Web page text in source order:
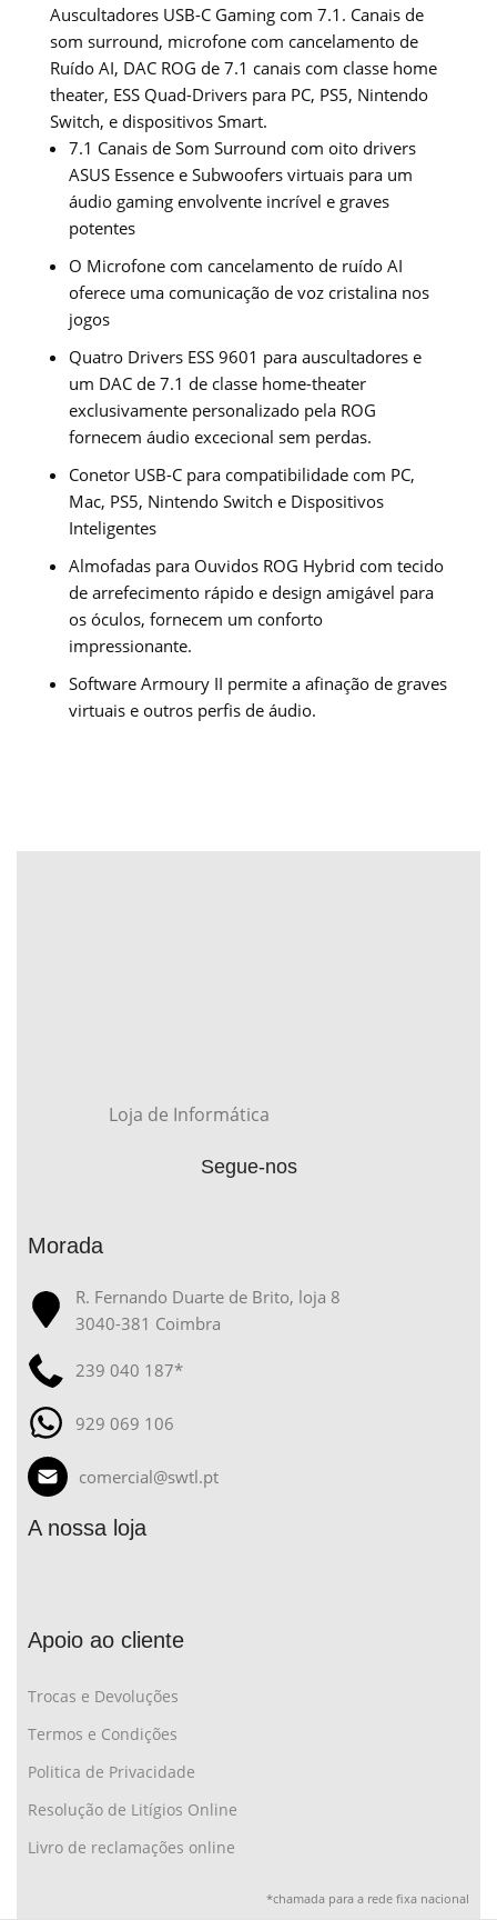
Auscultadores USB-C Gaming com 7.1. Canais de
som surround, microfone com cancelamento de
Ruído AI, DAC ROG de 7.1 canais com classe home
theater, ESS Quad-Drivers para PC, PS5, Nintendo
Switch, e dispositivos Smart.
7.1 Canais de Som Surround com oito drivers
ASUS Essence e Subwoofers virtuais para um
áudio gaming envolvente incrível e graves
potentes
O Microfone com cancelamento de ruído AI
oferece uma comunicação de voz cristalina nos
jogos
Quatro Drivers ESS 9601 para auscultadores e
um DAC de 7.1 de classe home-theater
exclusivamente personalizado pela ROG
fornecem áudio excecional sem perdas.
Conetor USB-C para compatibilidade com PC,
Mac, PS5, Nintendo Switch e Dispositivos
Inteligentes
Almofadas para Ouvidos ROG Hybrid com tecido
de arrefecimento rápido e design amigável para
os óculos, fornecem um conforto
impressionante.
Software Armoury II permite a afinação de graves
virtuais e outros perfis de áudio.
Loja de Informática
Segue-nos
Morada
R. Fernando Duarte de Brito, loja 8
3040-381 Coimbra
239 040 187*
929 069 106
comercial@swtl.pt
A nossa loja
Apoio ao cliente
Trocas e Devoluções
Termos e Condições
Politica de Privacidade
Resolução de Litígios Online
Livro de reclamações online
*chamada para a rede fixa nacional